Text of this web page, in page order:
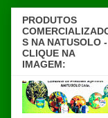
PRODUTOS
S NA NATUSOLO -
CLIQUE NA
IMAGEM: